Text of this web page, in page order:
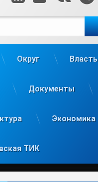
Округ Власть
Документы
Экономика
ТИК